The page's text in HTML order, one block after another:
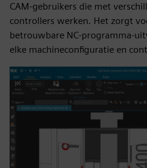
CAM-gebruikers die met
controllers werken. Het zorgt
betrouwbare NC-programma-
elke machineconfiguratie en